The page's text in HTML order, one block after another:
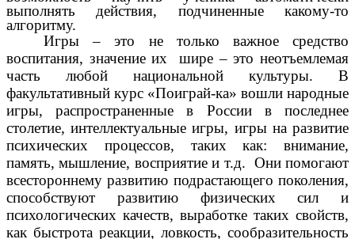
выполнять действия, подчиненные какому-то
алгоритму.
Игры – это не только важное средство
воспитания, значение их шире – это неотъемлемая
часть любой национальной культуры. В
факультативный курс «Поиграй-ка» вошли народные
игры, распространенные в России в последнее
столетие, интеллектуальные игры, игры на развитие
психических процессов, таких как: внимание,
память, мышление, восприятие и т.д. Они помогают
всестороннему развитию подрастающего поколения,
способствуют развитию физических сил и
психологических качеств, выработке таких свойств,
как быстрота реакции, ловкость, сообразительность